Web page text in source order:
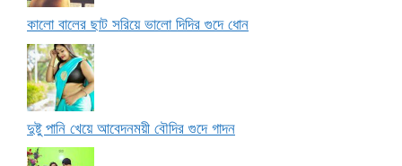
কালো বালের ছাট সরিয়ে ভালো দিদির গুদে ধোন
দুষ্টু পানি খেয়ে আবেদনময়ী বৌদির গুদে গাদন